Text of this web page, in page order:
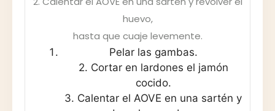
huevo,
hasta que cuaje levemente.
Pelar las gambas.
2. Cortar en lardones el jamón
cocido.
3. Calentar el AOVE en una sartén y